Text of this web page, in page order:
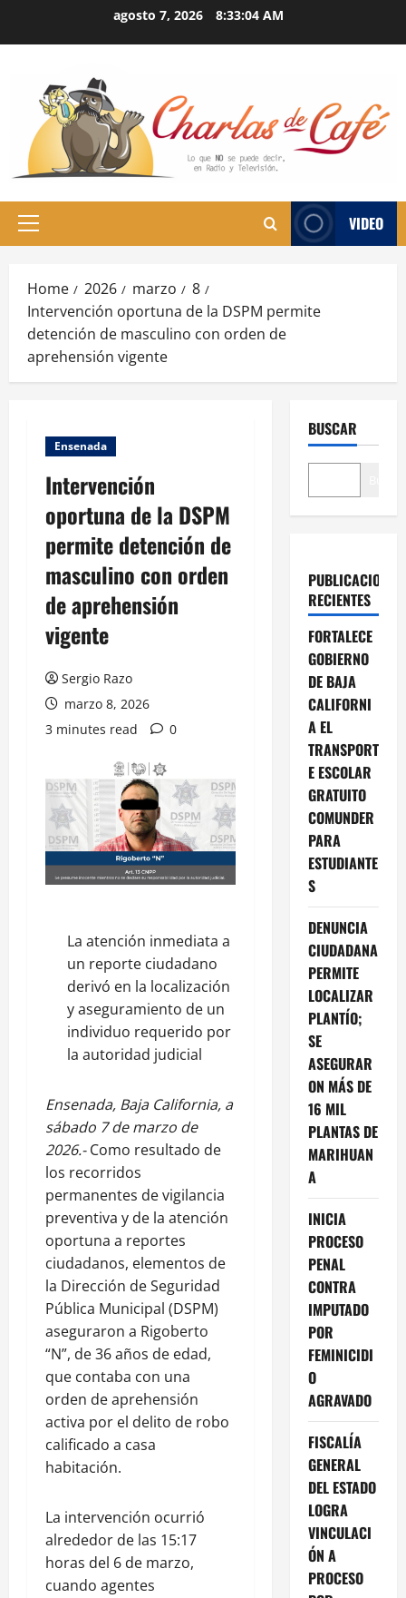
agosto 7, 2026 8:33:05 AM
Primary
VIDEO
Home 2026 marzo
8
Intervención oportuna de la DSPM permite
detención de masculino con orden de
aprehensión vigente
Ensenada
Intervención
oportuna de la DSPM
permite detención de
masculino con orden
de aprehensión
vigente
Sergio Razo
marzo 8, 2026
3 minutes read
0
La atención inmediata a
un reporte ciudadano
derivó en la localización
y aseguramiento de un
individuo requerido por
la autoridad judicial
Ensenada, Baja California, a
sábado 7 de marzo de
2026.-Como resultado de
los recorridos
permanentes de vigilancia
preventiva y de la atención
oportuna a reportes
ciudadanos, elementos de
la Dirección de Seguridad
Pública Municipal (DSPM)
aseguraron a Rigoberto
“N”, de 36 años de edad,
que contaba con una
orden de aprehensión
activa por el delito de robo
calificado a casa
habitación.
La intervención ocurrió
alrededor de las 15:17
horas del 6 de marzo,
cuando agentes
BUSCAR
PUBLICACIONES
RECIENTES
FORTALECE
GOBIERNO
DE BAJA
CALIFORNI
A EL
TRANSPORT
E ESCOLAR
GRATUITO
COMUNDER
PARA
ESTUDIANTE
S
DENUNCIA
CIUDADANA
PERMITE
LOCALIZAR
PLANTÍO;
SE
ASEGURAR
ON MÁS DE
16 MIL
PLANTAS DE
MARIHUAN
A
INICIA
PROCESO
PENAL
CONTRA
IMPUTADO
POR
FEMINICIDI
O
AGRAVADO
FISCALÍA
GENERAL
DEL ESTADO
LOGRA
VINCULACI
ÓN A
PROCESO